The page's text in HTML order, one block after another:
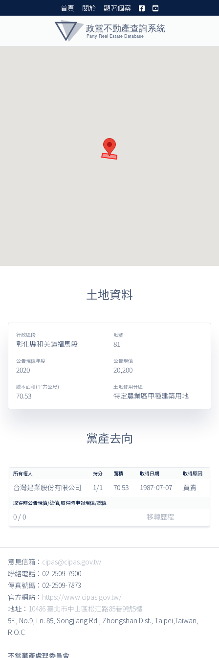
首頁 關於 顯著個案
土地資料
行政區段
彰化縣和美鎮福馬段
地號
81
公告現值年度
2020
公告現值
20,200
謄本面積(平方公尺)
70.53
土地使用分區
特定農業區甲種建築用地
黨產去向
台灣建業股份有限公司 1/1 70.53 1987-07-07 買賣
0 / 0 移轉歷程
意見信箱： cipas@cipas.gov.tw
聯絡電話：02-2509-7900
傳真號碼：02-2509-7873
官方網站： https://www.cipas.gov.tw/
地址： 10486 臺北市中山區松江路85巷9號5樓
5F., No.9, Ln. 85, Songjiang Rd., Zhongshan Dist., Taipei,Taiwan,
R.O.C
不當黨產處理委員會